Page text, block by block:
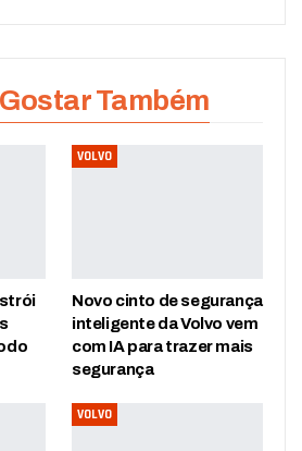
Também
VOLVO
Novo cinto de segurança
inteligente da Volvo vem
com IA para trazer mais
segurança
VOLVO